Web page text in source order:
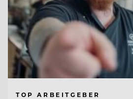
TOP ARBEITGEBER